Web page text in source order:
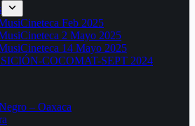
Feb 2025
2 Mayo 2025
14 Mayo 2025
COCOMAT-SEPT 2024
– Oaxaca